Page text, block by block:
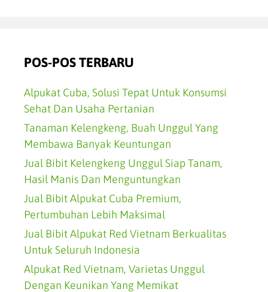
POS-POS TERBARU
Alpukat Cuba, Solusi Tepat Untuk Konsumsi
Sehat Dan Usaha Pertanian
Tanaman Kelengkeng, Buah Unggul Yang
Membawa Banyak Keuntungan
Jual Bibit Kelengkeng Unggul Siap Tanam,
Hasil Manis Dan Menguntungkan
Jual Bibit Alpukat Cuba Premium,
Pertumbuhan Lebih Maksimal
Jual Bibit Alpukat Red Vietnam Berkualitas
Untuk Seluruh Indonesia
Alpukat Red Vietnam, Varietas Unggul
Dengan Keunikan Yang Memikat